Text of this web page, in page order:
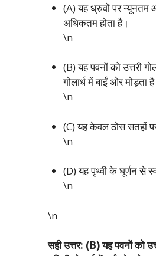
(A) यह ध्रुवों पर न्यूनतम
अधिकतम होता है।
\n
(B) यह पवनों को उत्तरी
गोलार्ध में बाईं ओर मोड़ता
\n
(C) यह केवल ठोस सतहों
\n
(D) यह पृथ्वी के घूर्णन से
\n
\n
सही उत्तर: (B) यह पवनों को